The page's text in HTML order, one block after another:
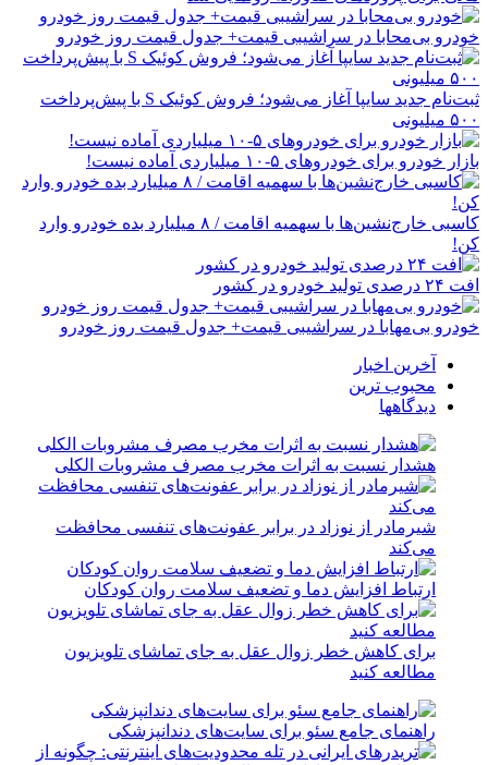
خودرو بی‌محابا در سراشیبی قیمت+ جدول قیمت روز خودرو
ثبت‌نام جدید سایپا آغاز می‌شود؛ فروش کوئیک S با پیش‌پرداخت
۵۰۰ میلیونی
بازار خودرو برای خودروهای ۵-۱۰ میلیاردی آماده نیست!
کاسبی خارج‌نشین‌ها با سهمیه اقامت / ۸ میلیارد بده خودرو وارد
کن!
افت ۲۴ درصدی تولید خودرو در کشور
خودرو بی‌مهابا در سراشیبی قیمت+ جدول قیمت روز خودرو
آخرین اخبار
محبوب ترین
دیدگاهها
هشدار نسبت به اثرات مخرب مصرف مشروبات الکلی
شیرمادر از نوزاد در برابر عفونت‌های تنفسی محافظت
می‌کند
ارتباط افزایش دما و تضعیف سلامت روان کودکان
برای کاهش خطر زوال عقل به جای تماشای تلویزیون
مطالعه کنید
راهنمای جامع سئو برای سایت‌های دندانپزشکی